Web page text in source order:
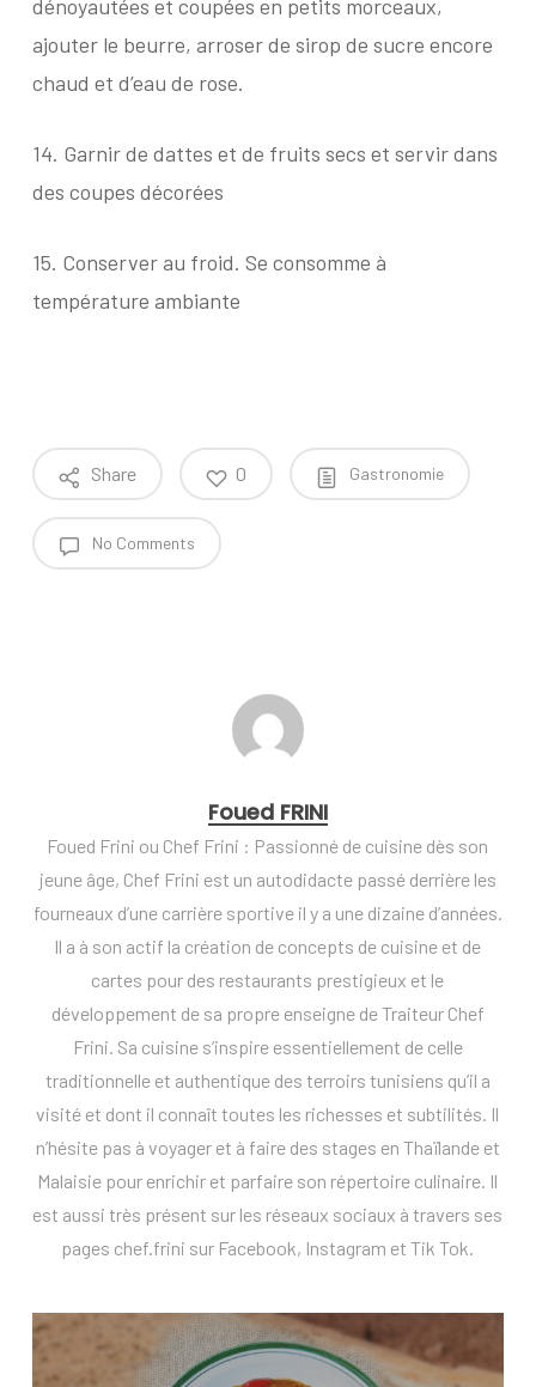
dénoyautées et coupées en petits morceaux,
ajouter le beurre, arroser de sirop de sucre encore
chaud et d’eau de rose.
14. Garnir de dattes et de fruits secs et servir dans
des coupes décorées
15. Conserver au froid. Se consomme à
température ambiante
Share 0 Gastronomie
No Comments
Foued FRINI
Foued Frini ou Chef Frini : Passionné de cuisine dès son
jeune âge, Chef Frini est un autodidacte passé derrière les
fourneaux d’une carrière sportive il y a une dizaine d’années.
Il a à son actif la création de concepts de cuisine et de
cartes pour des restaurants prestigieux et le
développement de sa propre enseigne de Traiteur Chef
Frini. Sa cuisine s’inspire essentiellement de celle
traditionnelle et authentique des terroirs tunisiens qu’il a
visité et dont il connaît toutes les richesses et subtilités. Il
n’hésite pas à voyager et à faire des stages en Thaïlande et
Malaisie pour enrichir et parfaire son répertoire culinaire. Il
est aussi très présent sur les réseaux sociaux à travers ses
pages chef.frini sur Facebook, Instagram et Tik Tok.